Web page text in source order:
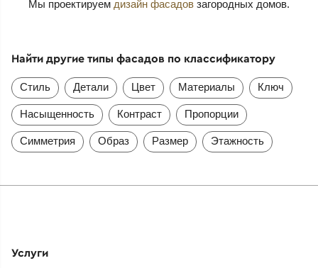
Мы проектируем дизайн фасадов загородных домов.
Найти другие типы фасадов по классификатору
Стиль Детали Цвет Материалы Ключ
Насыщенность Контраст Пропорции
Симметрия Образ Размер Этажность
Услуги